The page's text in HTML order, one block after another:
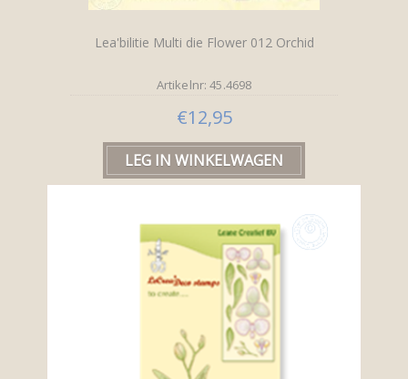
Lea'bilitie Multi die Flower 012 Orchid
Artikelnr: 45.4698
€12,95